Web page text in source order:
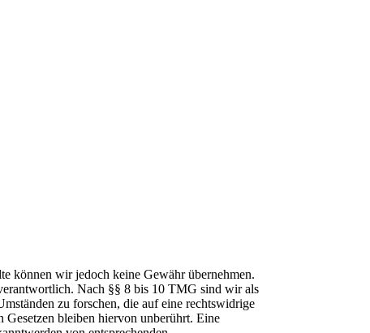
können wir jedoch keine Gewähr übernehmen.
Nach §§ 8 bis 10 TMG sind wir als
zu forschen, die auf eine rechtswidrige
bleiben hiervon unberührt. Eine